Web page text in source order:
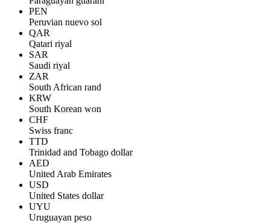
PEN
Peruvian nuevo sol
QAR
Qatari riyal
SAR
Saudi riyal
ZAR
South African rand
KRW
South Korean won
CHF
Swiss franc
TTD
Trinidad and Tobago dollar
AED
United Arab Emirates
USD
United States dollar
UYU
Uruguayan peso